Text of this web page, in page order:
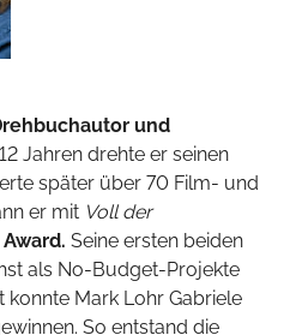
und
Jahren drehte er seinen
später über 70 Film- und
er mit Voll der
Seine ersten beiden
als No-Budget-Projekte
konnte Mark Lohr Gabriele
So entstand die